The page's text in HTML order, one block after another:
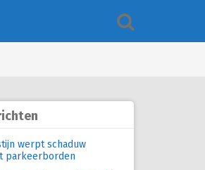
werpt schaduw
parkeerborden